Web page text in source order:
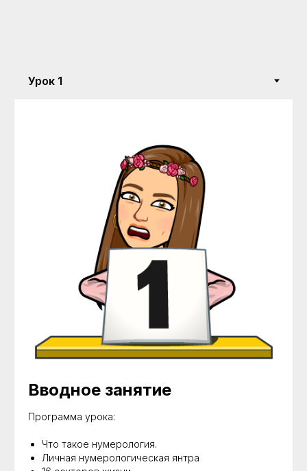
Вводное занятие
Программа урока:
Что такое нумерология.
Личная нумерологическая янтра